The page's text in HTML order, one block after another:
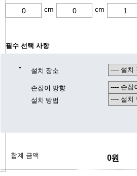
cm
cm
필수 선택 사항
설치 장소
손잡이 방향
설치 방법
합계 금액 0원